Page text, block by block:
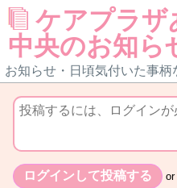
ケアプラザ
中央のお知ら
お知らせ・日頃気付いた事柄
or